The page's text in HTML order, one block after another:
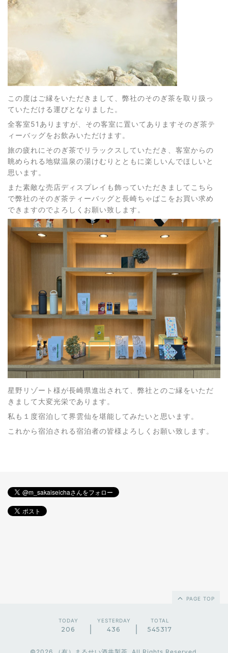
この度はご縁をいただきまして、弊社のそのぎ茶を取り扱っ
ていただける運びとなりました。
全客室51ありますが、その客室に置いてありますそのぎ茶テ
ィーバッグをお飲みいただけます。
旅の疲れにそのぎ茶でリラックスしていただき、客室からの
眺められる地獄温泉の湯けむりとともに楽しいんでほしいと
思います。
また素敵な売店ディスプレイも飾っていただきましてこちら
で弊社のそのぎ茶ティーバッグと長崎ちゃばこをお買い求め
できますのでよろしくお願い致します。
星野リゾート様が長崎県進出されて、弊社とのご縁をいただ
きまして大変光栄であります。
私も１度宿泊して界雲仙を堪能してみたいと思います。
これから宿泊される宿泊者の皆様よろしくお願い致します。
PAGE TOP
TODAY
206
YESTERDAY
436
TOTAL
545317